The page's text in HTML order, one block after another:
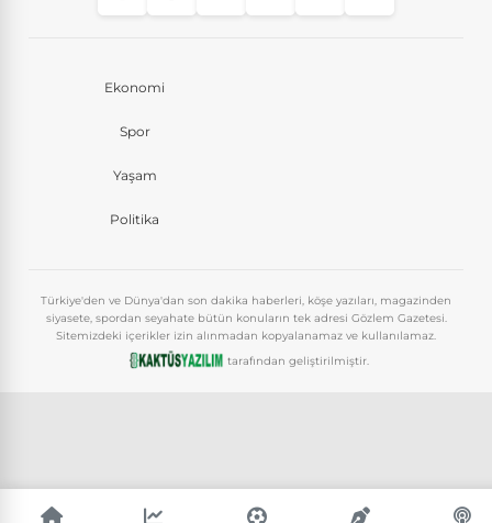
Ekonomi
Spor
Yaşam
Politika
Türkiye'den ve Dünya'dan son dakika haberleri, köşe yazıları, magazinden
siyasete, spordan seyahate bütün konuların tek adresi Gözlem Gazetesi.
Sitemizdeki içerikler izin alınmadan kopyalanamaz ve kullanılamaz.
tarafından geliştirilmiştir.